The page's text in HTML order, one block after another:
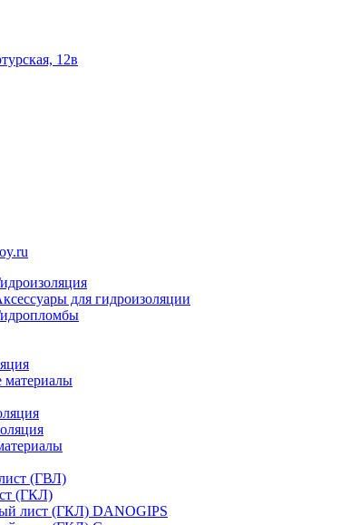
12в
для гидроизоляции
материалы
(ГВЛ)
(ГКЛ)
лист (ГКЛ) DANOGIPS